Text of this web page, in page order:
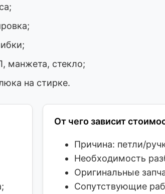
манжета, стекло;
на стирке.
От чего зависит
Причина: петли/
Необходимость
Оригинальные
Сопутствующие